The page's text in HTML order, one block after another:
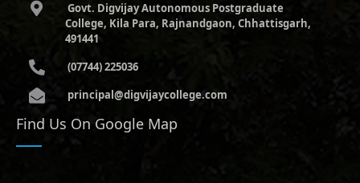
Govt. Digvijay Autonomous Postgraduate
College, Kila Para, Rajnandgaon, Chhattisgarh,
491441
(07744) 225036
principal@digvijaycollege.com
Find Us On Google Map